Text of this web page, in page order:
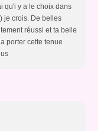
qu'i y a le choix dans
je crois. De belles
réussi et ta belle
porter cette tenue